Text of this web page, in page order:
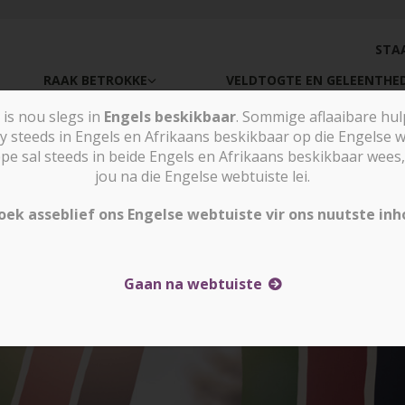
RAAK BETROKKE VELDTOGTE EN
Nuus en stories Kenia: Gewapende Al-
nou slegs in Engels beskikbaar. Sommige aflaaibare
steeds in Engels en Afrikaans beskikbaar op die Engelse
sal steeds in beide Engels en Afrikaans beskikbaar
jou na die Engelse webtuiste lei.
asseblief ons Engelse webtuiste vir ons nuutste
Gaan na webtuiste